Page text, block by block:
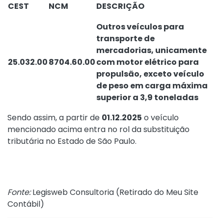
CEST
NCM DESCRIÇÃO
25.032.008704.60.00
Outros veículos para
transporte de
mercadorias, unicamente
com motor elétrico para
propulsão, exceto veículo
de peso em carga máxima
superior a 3,9 toneladas
Sendo assim, a partir de 01.12.2025 o veículo
mencionado acima entra no rol da substituição
tributária no Estado de São Paulo.
Fonte:Legisweb Consultoria (Retirado do Meu Site
Contábil)